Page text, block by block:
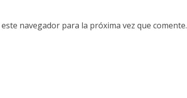
navegador para la próxima vez que comente.